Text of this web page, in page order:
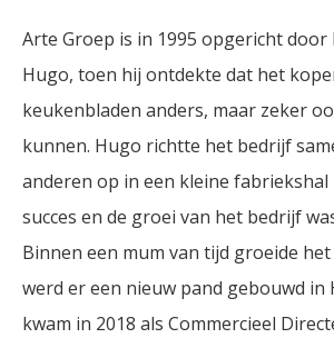
Arte Groep is in 1995 opgericht door
Hugo, toen hij ontdekte dat het
keukenbladen anders, maar zeker
kunnen. Hugo richtte het bedrijf
anderen op in een kleine fabriekshal
succes en de groei van het bedrijf
Binnen een mum van tijd groeide
werd er een nieuw pand gebouwd in
kwam in 2018 als Commercieel